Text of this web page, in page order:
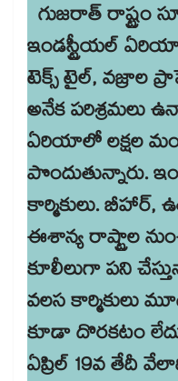
గుజరాత్ రాష్ట్రం
ఇండస్ట్రీయల్
టెక్స్ టైల్, వజ్రాల
అనేక పరిశ్రమలు
ఏరియాలో లక్షల
పొందుతున్నారు.
కార్మికులు. బీహార్,
ఈశాన్య రాష్ట్రాల
కూలీలుగా పని
వలస కార్మికులు
కూడా దొరకటం
ఏప్రిల్ 19వ తేదీ